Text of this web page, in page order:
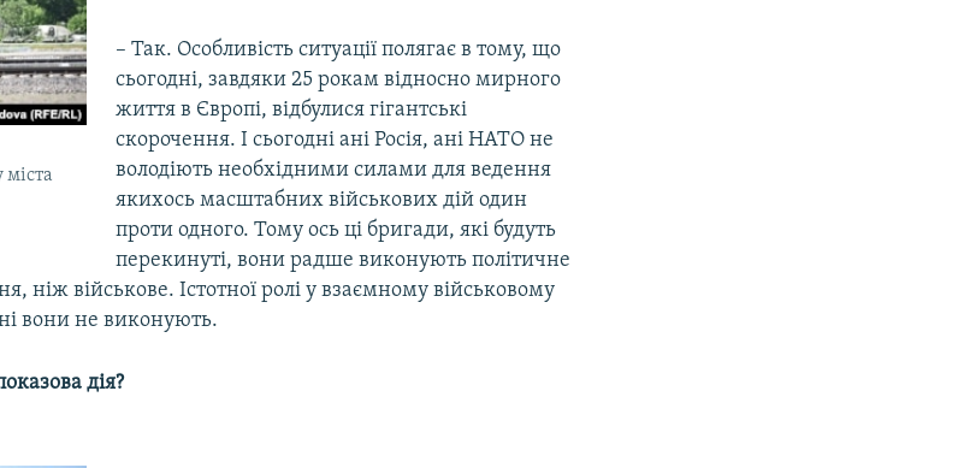
міста
– Так. Особливість ситуації полягає в тому, що
сьогодні, завдяки 25 рокам відносно мирного
життя в Європі, відбулися гігантські
скорочення. І сьогодні ані Росія, ані НАТО не
володіють необхідними силами для ведення
якихось масштабних військових дій один
проти одного. Тому ось ці бригади, які будуть
перекинуті, вони радше виконують політичне
ніж військове. Істотної ролі у взаємному військовому
вони не виконують.
дія?